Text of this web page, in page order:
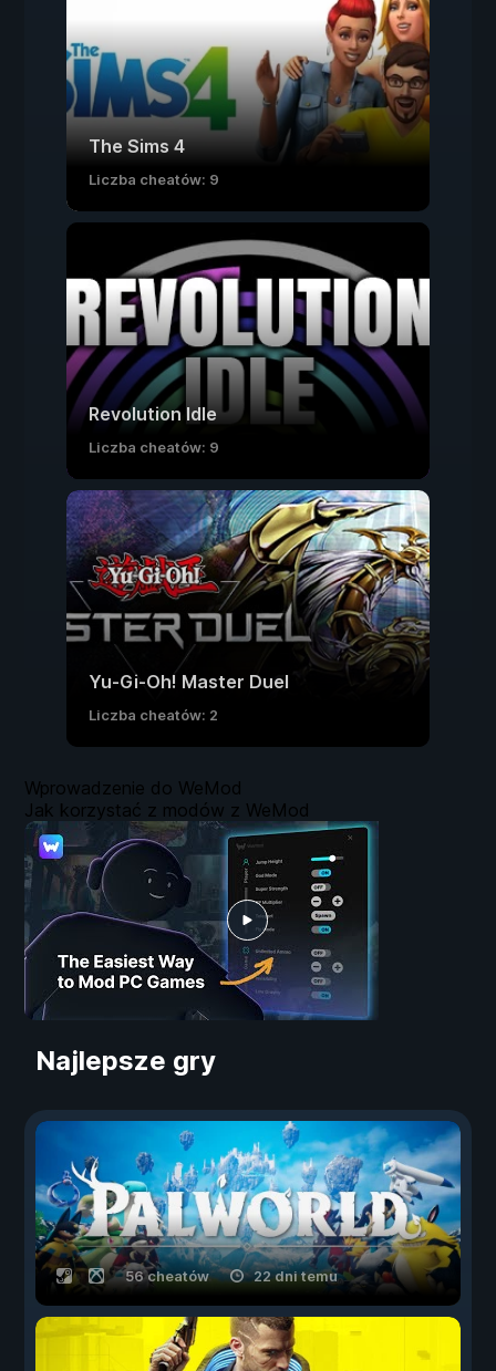
The Sims 4
Liczba cheatów: 9
Revolution Idle
Liczba cheatów: 9
Yu-Gi-Oh! Master Duel
Liczba cheatów: 2
Wprowadzenie do WeMod
Jak korzystać z modów z WeMod
Najlepsze gry
56 cheatów 22 dni temu